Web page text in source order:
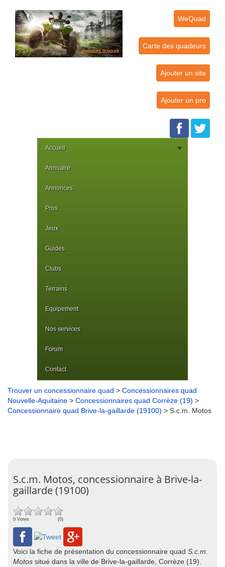
WeQuad
Carte des quadeurs
Ajouter un site
Ajouter un pro
Accueil
Annuaire
Annonces
Pros
Jeux
Guides
Clubs
Terrains
Equipement
Nos services
Forum
Contact
Trouver un concessionnaire quad > Concessionnaires quad
Nouvelle-Aquitaine > Concessionnaires quad Corrèze (19) >
Concessionnaire quad Brive-la-gaillarde (19100) > S.c.m. Motos
S.c.m. Motos, concessionnaire à Brive-la-
gaillarde (19100)
0 Votes (0)
Voici la fiche de présentation du concessionnaire quad S.c.m.
Motos situé dans la ville de Brive-la-gaillarde, Corrèze (19).